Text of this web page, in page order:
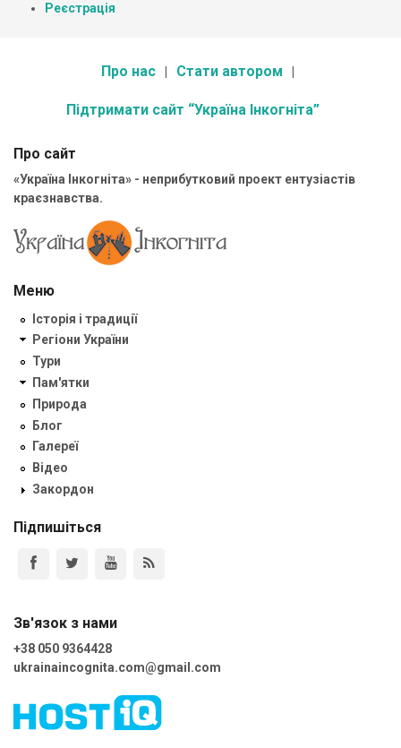
Реєстрація
Про нас Стати автором
Підтримати сайт “Україна Інкогніта”
Про сайт
«Україна Інкогніта» - неприбутковий проект ентузіастів
краєзнавства.
Меню
Історія і традиції
Регіони України
Тури
Пам'ятки
Природа
Блог
Галереї
Відео
Закордон
Підпишіться
Зв'язок з нами
+38 050 9364428
ukrainaincognita.com@gmail.com